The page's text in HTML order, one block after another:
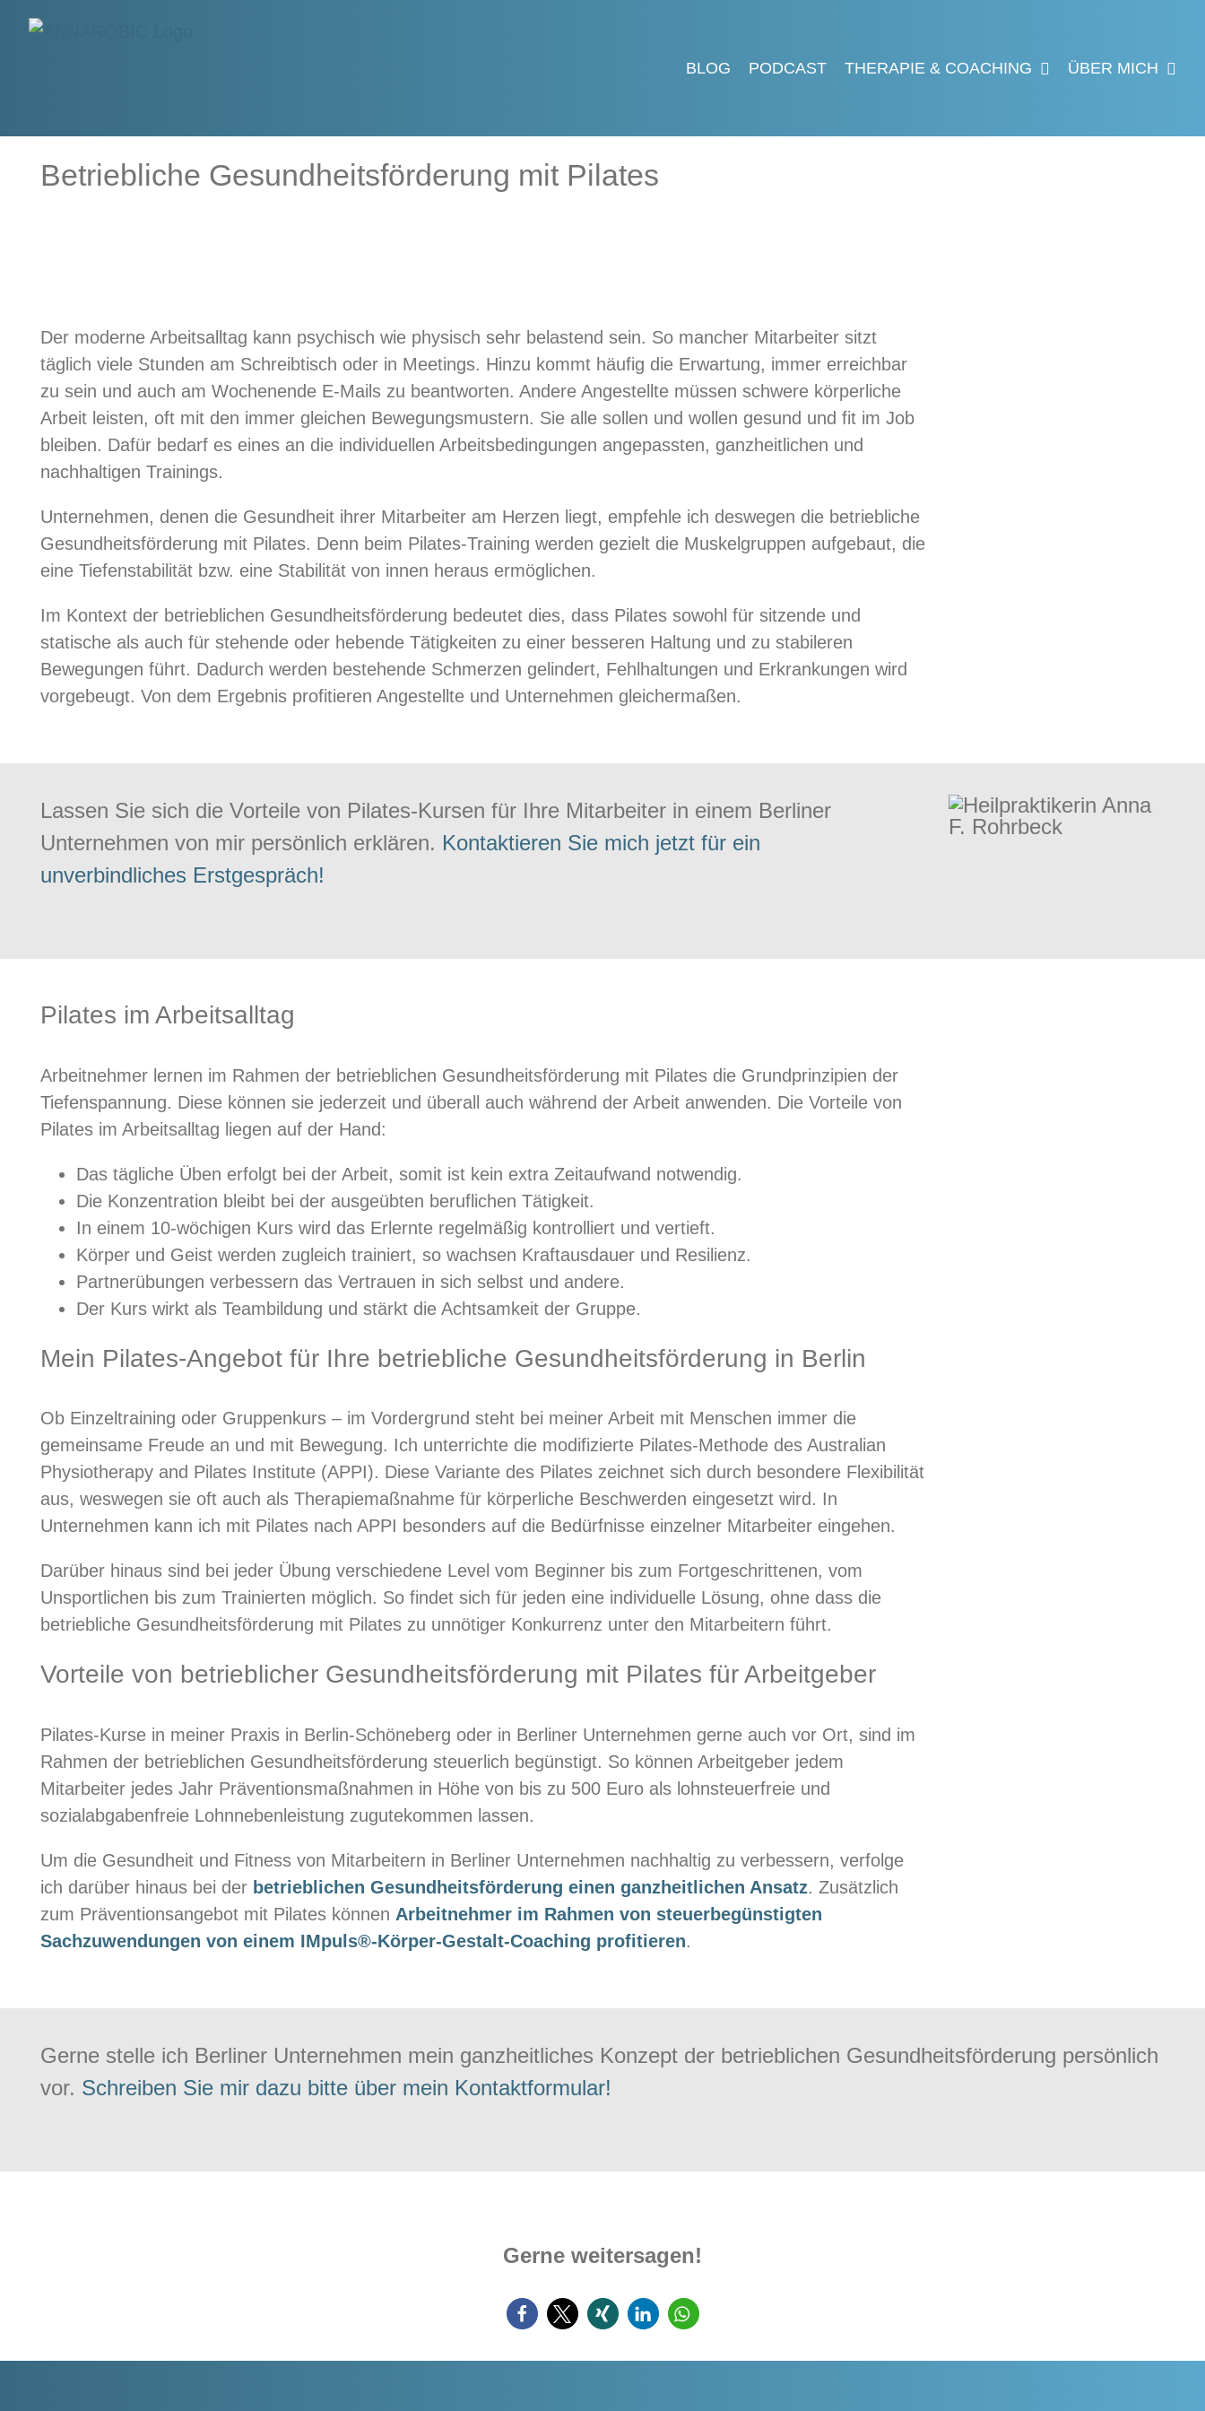
BLOG PODCAST THERAPIE & COACHING ÜBER MICH
Betriebliche Gesundheitsförderung mit Pilates
Der moderne Arbeitsalltag kann psychisch wie physisch sehr belastend sein. So mancher Mitarbeiter sitzt
täglich viele Stunden am Schreibtisch oder in Meetings. Hinzu kommt häufig die Erwartung, immer erreichbar
zu sein und auch am Wochenende E-Mails zu beantworten. Andere Angestellte müssen schwere körperliche
Arbeit leisten, oft mit den immer gleichen Bewegungsmustern. Sie alle sollen und wollen gesund und fit im Job
bleiben. Dafür bedarf es eines an die individuellen Arbeitsbedingungen angepassten, ganzheitlichen und
nachhaltigen Trainings.
Unternehmen, denen die Gesundheit ihrer Mitarbeiter am Herzen liegt, empfehle ich deswegen die betriebliche
Gesundheitsförderung mit Pilates. Denn beim Pilates-Training werden gezielt die Muskelgruppen aufgebaut, die
eine Tiefenstabilität bzw. eine Stabilität von innen heraus ermöglichen.
Im Kontext der betrieblichen Gesundheitsförderung bedeutet dies, dass Pilates sowohl für sitzende und
statische als auch für stehende oder hebende Tätigkeiten zu einer besseren Haltung und zu stabileren
Bewegungen führt. Dadurch werden bestehende Schmerzen gelindert, Fehlhaltungen und Erkrankungen wird
vorgebeugt. Von dem Ergebnis profitieren Angestellte und Unternehmen gleichermaßen.
Lassen Sie sich die Vorteile von Pilates-Kursen für Ihre Mitarbeiter in einem Berliner
Unternehmen von mir persönlich erklären. Kontaktieren Sie mich jetzt für ein
unverbindliches Erstgespräch!
Pilates im Arbeitsalltag
Arbeitnehmer lernen im Rahmen der betrieblichen Gesundheitsförderung mit Pilates die Grundprinzipien der
Tiefenspannung. Diese können sie jederzeit und überall auch während der Arbeit anwenden. Die Vorteile von
Pilates im Arbeitsalltag liegen auf der Hand:
Das tägliche Üben erfolgt bei der Arbeit, somit ist kein extra Zeitaufwand notwendig.
Die Konzentration bleibt bei der ausgeübten beruflichen Tätigkeit.
In einem 10-wöchigen Kurs wird das Erlernte regelmäßig kontrolliert und vertieft.
Körper und Geist werden zugleich trainiert, so wachsen Kraftausdauer und Resilienz.
Partnerübungen verbessern das Vertrauen in sich selbst und andere.
Der Kurs wirkt als Teambildung und stärkt die Achtsamkeit der Gruppe.
Mein Pilates-Angebot für Ihre betriebliche Gesundheitsförderung in Berlin
Ob Einzeltraining oder Gruppenkurs – im Vordergrund steht bei meiner Arbeit mit Menschen immer die
gemeinsame Freude an und mit Bewegung. Ich unterrichte die modifizierte Pilates-Methode des Australian
Physiotherapy and Pilates Institute (APPI). Diese Variante des Pilates zeichnet sich durch besondere Flexibilität
aus, weswegen sie oft auch als Therapiemaßnahme für körperliche Beschwerden eingesetzt wird. In
Unternehmen kann ich mit Pilates nach APPI besonders auf die Bedürfnisse einzelner Mitarbeiter eingehen.
Darüber hinaus sind bei jeder Übung verschiedene Level vom Beginner bis zum Fortgeschrittenen, vom
Unsportlichen bis zum Trainierten möglich. So findet sich für jeden eine individuelle Lösung, ohne dass die
betriebliche Gesundheitsförderung mit Pilates zu unnötiger Konkurrenz unter den Mitarbeitern führt.
Vorteile von betrieblicher Gesundheitsförderung mit Pilates für Arbeitgeber
Pilates-Kurse in meiner Praxis in Berlin-Schöneberg oder in Berliner Unternehmen gerne auch vor Ort, sind im
Rahmen der betrieblichen Gesundheitsförderung steuerlich begünstigt. So können Arbeitgeber jedem
Mitarbeiter jedes Jahr Präventionsmaßnahmen in Höhe von bis zu 500 Euro als lohnsteuerfreie und
sozialabgabenfreie Lohnnebenleistung zugutekommen lassen.
Um die Gesundheit und Fitness von Mitarbeitern in Berliner Unternehmen nachhaltig zu verbessern, verfolge
ich darüber hinaus bei der betrieblichen Gesundheitsförderung einen ganzheitlichen Ansatz. Zusätzlich
zum Präventionsangebot mit Pilates können Arbeitnehmer im Rahmen von steuerbegünstigten
Sachzuwendungen von einem IMpuls®-Körper-Gestalt-Coaching profitieren.
Gerne stelle ich Berliner Unternehmen mein ganzheitliches Konzept der betrieblichen Gesundheitsförderung persönlich
vor. Schreiben Sie mir dazu bitte über mein Kontaktformular!
Gerne weitersagen!